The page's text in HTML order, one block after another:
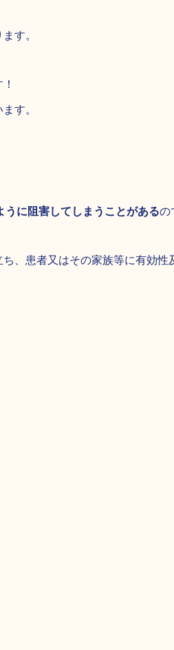
す。
す。
うに阻害してしまうことがあるの
、患者又はその家族等に有効